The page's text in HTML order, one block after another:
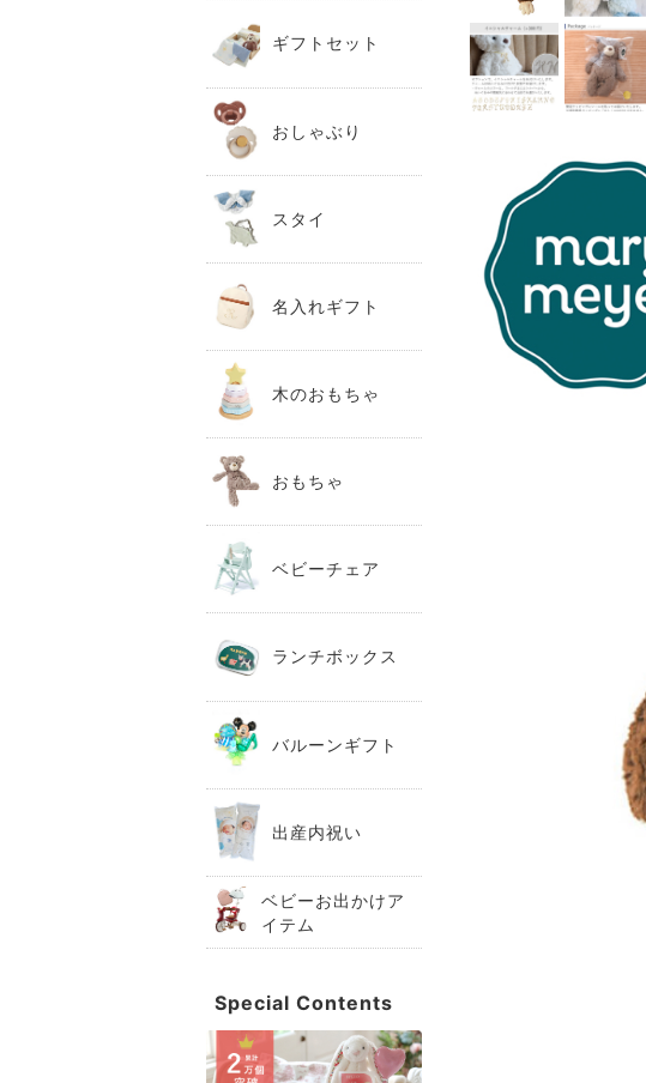
ギフトセット
おしゃぶり
スタイ
名入れギフト
木のおもちゃ
おもちゃ
ベビーチェア
ランチボックス
バルーンギフト
出産内祝い
ベビーお出かけア
イテム
Special Contents